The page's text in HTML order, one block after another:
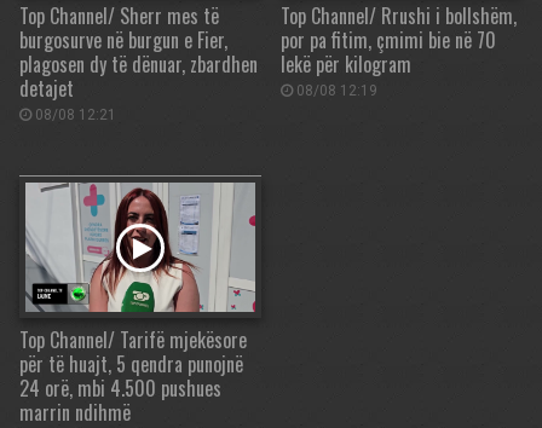
Top Channel/ Sherr mes të
burgosurve në burgun e Fier,
plagosen dy të dënuar, zbardhen
detajet
08/08 12:21
Top Channel/ Rrushi i bollshëm,
por pa fitim, çmimi bie në 70
lekë për kilogram
08/08 12:19
Top Channel/ Tarifë mjekësore
për të huajt, 5 qendra punojnë
24 orë, mbi 4.500 pushues
marrin ndihmë